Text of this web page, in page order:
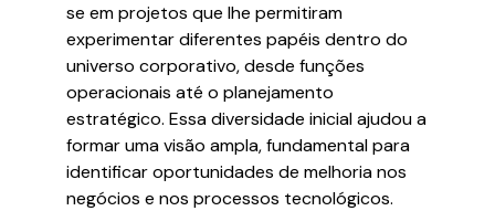
se em projetos que lhe permitiram
experimentar diferentes papéis dentro do
universo corporativo, desde funções
operacionais até o planejamento
estratégico. Essa diversidade inicial ajudou a
formar uma visão ampla, fundamental para
identificar oportunidades de melhoria nos
negócios e nos processos tecnológicos.